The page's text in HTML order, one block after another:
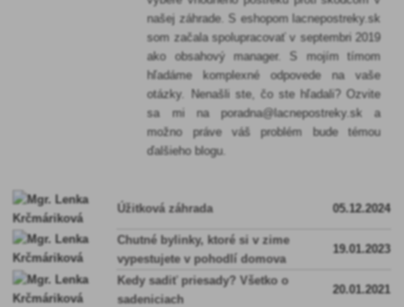
našej záhrade. S eshopom lacnepostreky.sk
som začala spolupracovať v septembri 2019
ako obsahový manager. S mojím tímom
hľadáme komplexné odpovede na vaše
otázky. Nenašli ste, čo ste hľadali? Ozvite
sa mi na poradna@lacnepostreky.sk a
možno práve váš problém bude témou
ďalšieho blogu.
Úžitková záhrada 05.12.2024
Chutné bylinky, ktoré si v zime
vypestujete v pohodlí domova
19.01.2023
Kedy sadiť priesady? Všetko o
sadeniciach
20.01.2021